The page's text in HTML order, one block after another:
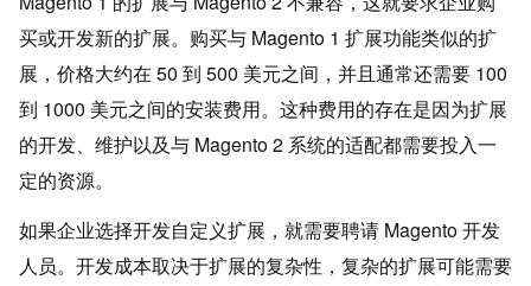
买或开发新的扩展。购买与 Magento 1 扩展功能类似的扩
展，价格大约在 50 到 500 美元之间，并且通常还需要 100
到 1000 美元之间的安装费用。这种费用的存在是因为扩展
的开发、维护以及与 Magento 2 系统的适配都需要投入一
定的资源。
如果企业选择开发自定义扩展，就需要聘请 Magento 开发
人员。开发成本取决于扩展的复杂性，复杂的扩展可能需要